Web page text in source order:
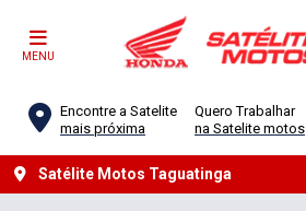
MENU
Encontre a Satelite
mais próxima
Quero Trabalhar
na Satelite motos
Satélite Motos Taguatinga